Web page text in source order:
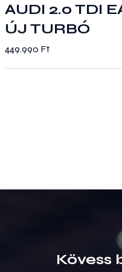
AUDI 2.0 TDI
ÚJ TURBÓ
449.990 Ft
Kövess